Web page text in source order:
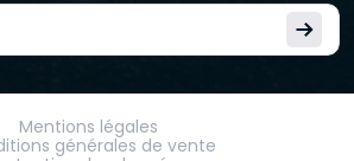
Mentions légales
générales de vente